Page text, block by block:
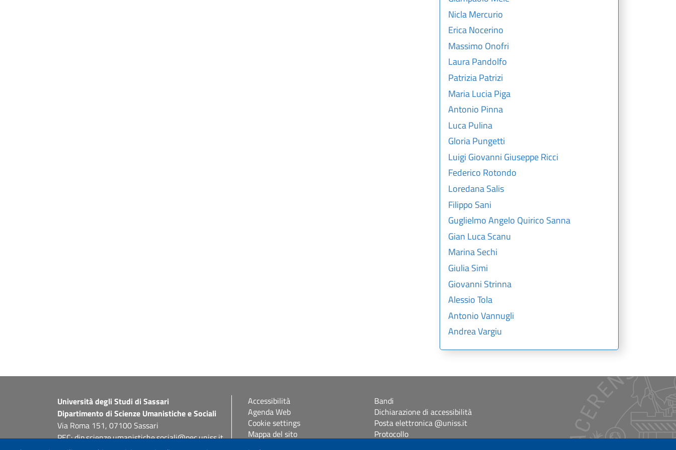
Nicla Mercurio
Erica Nocerino
Massimo Onofri
Laura Pandolfo
Patrizia Patrizi
Maria Lucia Piga
Antonio Pinna
Luca Pulina
Gloria Pungetti
Luigi Giovanni Giuseppe Ricci
Federico Rotondo
Loredana Salis
Filippo Sani
Guglielmo Angelo Quirico Sanna
Gian Luca Scanu
Marina Sechi
Giulia Simi
Giovanni Strinna
Alessio Tola
Antonio Vannugli
Andrea Vargiu
Università degli Studi di Sassari
Dipartimento di Scienze Umanistiche e Sociali
Via Roma 151, 07100 Sassari
PEC: dip.scienze.umanistiche.sociali@pec.uniss.it
Accessibilità
Agenda Web
Cookie settings
Mappa del sito
Bandi
Dichiarazione di accessibilità
Posta elettronica @uniss.it
Protocollo